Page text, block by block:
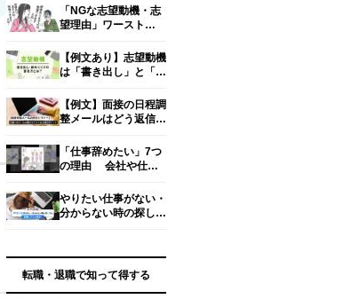
「NGな志望動機・志
望理由」ワースト
【例文あり】志望動機
は「書き出し」と「締
る！ 人事の目を引く
書き方とは？
【例文】面接の日程調
整メールはどう返信す
き方マナー
「仕事辞めたい」7つ
の理由 会社や仕事
る気が出ない…… リ
アル対処法
やりたい仕事がない・
分からない時の探し方
転職・退職で知って得する